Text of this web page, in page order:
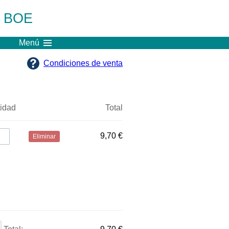
Menú
Condiciones de venta
Total
Eliminar 9,70 €